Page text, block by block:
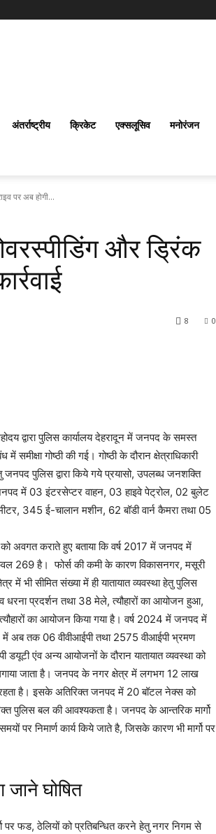
अंतर्राष्‍ट्रीय क्रिकेट एक्सलूसिव मनोरंजन
पर अब होगी...
और ड्रिंक
0
8
द्वारा पुलिस कार्यालय देहरादून में जनपद के समस्त
गोष्ठी की गई। गोष्ठी के दौरान क्षेत्राधिकारी
जनपद पुलिस द्वारा किये गये प्रयासो, उपलब्ध जनशक्ति
में 03 इंटरसेप्टर वाहन, 03 हाइवे पेट्रोल, 02 बुलेट
345 ई-चालान मशीन, 62 बॉडी वार्न कैमरा तथा 05
अवगत कराते हुए बताया कि वर्ष 2017 में जनपद में
269 है। फोर्स की कमी के कारण विकासनगर, मसूरी
में भी सीमित संख्या में ही यातायात व्यवस्था हेतु पुलिस
प्रदर्शन तथा 38 मेले, त्यौहारों का आयोजन हुआ,
का आयोजन किया गया है। वर्ष 2024 में जनपद में
में अब तक 06 वीवीआईपी तथा 2575 वीआईपी भ्रमण
डयूटी एंव अन्य आयोजनों के दौरान यातायात व्यवस्था को
जाता है। जनपद के नगर क्षेत्र में लगभग 12 लाख
रहता है। इसके अतिरिक्त जनपद में 20 बॉटल नेक्स को
पुलिस बल की आवश्यकता है। जनपद के आन्तरिक मार्गो
पर निमार्ण कार्य किये जाते है, जिसके कारण भी मार्गो पर
जाने घोषित
पर फड, ठेलियों को प्रतिबन्धित करने हेतु नगर निगम से